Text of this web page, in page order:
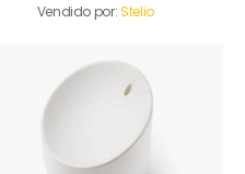
Vendido por:Stelio